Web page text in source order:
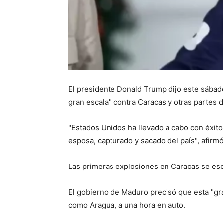
El presidente Donald Trump dijo este
gran escala" contra Caracas y otras partes
"Estados Unidos ha llevado a cabo con
esposa, capturado y sacado del país",
Las primeras explosiones en Caracas se
El gobierno de Maduro precisó que esta
como Aragua, a una hora en auto.